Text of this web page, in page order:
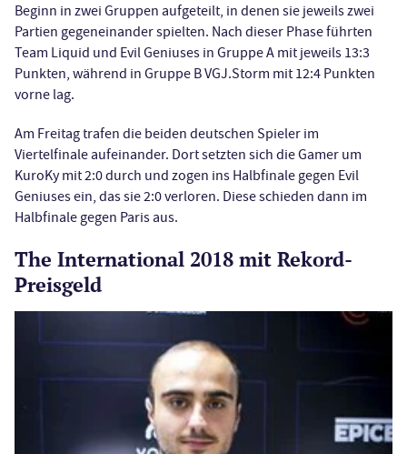
Beginn in zwei Gruppen aufgeteilt, in denen sie jeweils zwei
Partien gegeneinander spielten. Nach dieser Phase führten
Team Liquid und Evil Geniuses in Gruppe A mit jeweils 13:3
Punkten, während in Gruppe B VGJ.Storm mit 12:4 Punkten
vorne lag.
Am Freitag trafen die beiden deutschen Spieler im
Viertelfinale aufeinander. Dort setzten sich die Gamer um
KuroKy mit 2:0 durch und zogen ins Halbfinale gegen Evil
Geniuses ein, das sie 2:0 verloren. Diese schieden dann im
Halbfinale gegen Paris aus.
The International 2018 mit Rekord-
Preisgeld